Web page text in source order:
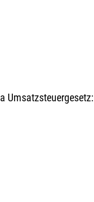
Umsatzsteuergesetz: